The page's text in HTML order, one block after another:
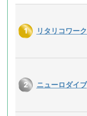
リタリコワー
ニューロダイブ